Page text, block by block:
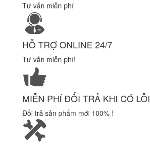
Tư vấn miễn phí
HỖ TRỢ ONLINE 24/7
Tư vấn miễn phí!
MIỄN PHÍ ĐỔI TRẢ KHI CÓ LỖI
Đổi trả sản phẩm mới 100% !